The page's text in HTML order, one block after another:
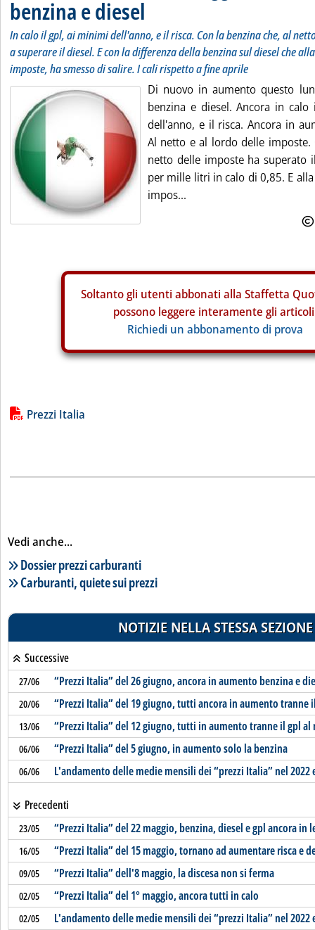
benzina e diesel
In calo il gpl, ai minimi dell'anno, e il risca. Con la benzina che, al
a superare il diesel. E con la differenza della benzina sul diesel che
imposte, ha smesso di salire. I cali rispetto a fine aprile
Di nuovo in aumento questo
benzina e diesel. Ancora in
dell'anno, e il risca. Ancora in
Al netto e al lordo delle imposte.
netto delle imposte ha
per mille litri in calo di 0,85. E
impos...
Soltanto gli utenti abbonati alla Staffetta
possono leggere interamente gli
Richiedi un abbonamento di prova
Lista allegati PDF alla notizia
Prezzi Italia
Vedi anche...
Lista notizie correlate
Dossier prezzi carburanti
Carburanti, quiete sui prezzi
NOTIZIE NELLA STESSA SEZIONE
Successive
27/06 “Prezzi Italia” del 26 giugno, ancora in aumento benzina e
20/06 “Prezzi Italia” del 19 giugno, tutti ancora in aumento tranne
13/06 “Prezzi Italia” del 12 giugno, tutti in aumento tranne il gpl
06/06 “Prezzi Italia” del 5 giugno, in aumento solo la benzina
06/06 L'andamento delle medie mensili dei “prezzi Italia” nel 2022
Precedenti
23/05 “Prezzi Italia” del 22 maggio, benzina, diesel e gpl ancora in
16/05 “Prezzi Italia” del 15 maggio, tornano ad aumentare risca e
09/05 “Prezzi Italia” dell'8 maggio, la discesa non si ferma
02/05 “Prezzi Italia” del 1° maggio, ancora tutti in calo
02/05 L'andamento delle medie mensili dei “prezzi Italia” nel 2022